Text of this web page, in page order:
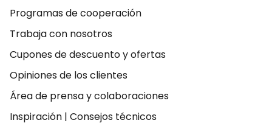
Programas de cooperación
Trabaja con nosotros
Cupones de descuento y ofertas
Opiniones de los clientes
Área de prensa y colaboraciones
Inspiración | Consejos técnicos